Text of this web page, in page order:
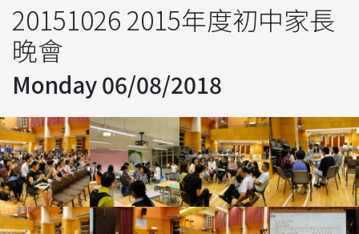
20151026 2015年度初中家長
晚會
Monday 06/08/2018